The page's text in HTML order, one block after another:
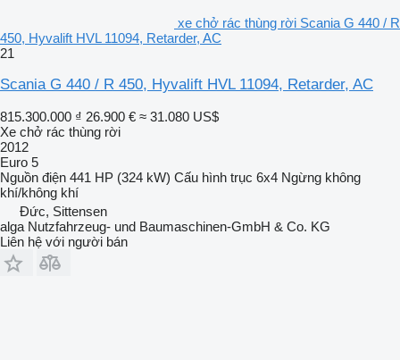
xe chở rác thùng rời Scania G 440 / R
450, Hyvalift HVL 11094, Retarder, AC
21
Scania G 440 / R 450, Hyvalift HVL 11094, Retarder, AC
815.300.000 ₫ 26.900 € ≈ 31.080 US$
Xe chở rác thùng rời
2012
Euro 5
Nguồn điện 441 HP (324 kW) Cấu hình trục 6x4 Ngừng không
khí/không khí
Đức, Sittensen
alga Nutzfahrzeug- und Baumaschinen-GmbH & Co. KG
Liên hệ với người bán